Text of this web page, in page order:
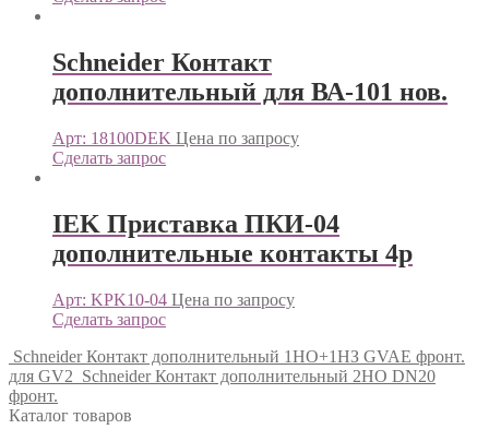
Schneider Контакт
дополнительный для ВА-101 нов.
Арт: 18100DEK Цена по запросу
Сделать запрос
IEK Приставка ПКИ-04
дополнительные контакты 4р
Арт: KPK10-04 Цена по запросу
Сделать запрос
Schneider Контакт дополнительный 1НО+1НЗ GVAE фронт.
для GV2 Schneider Контакт дополнительный 2НО DN20
фронт.
Каталог товаров